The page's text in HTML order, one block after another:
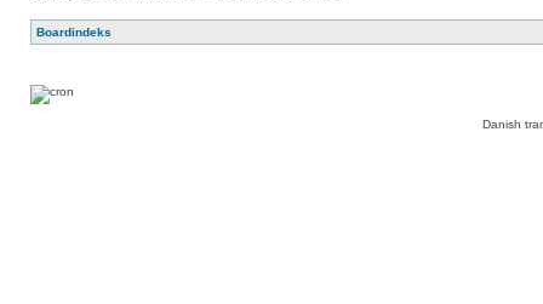
Boardindeks
Danish